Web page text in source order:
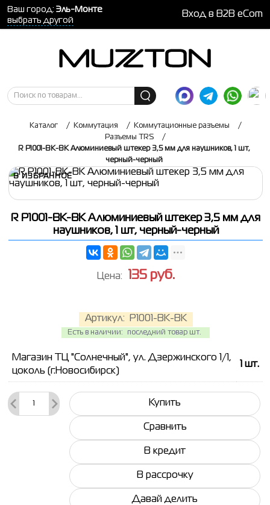
Ваш город: Эль-Монте
выбрать другой
Вход в B2B eCom
Каталог / Коммутация / Коммутационные разъемы
/
Разъемы TRS
/
R P1001-BK-BK Алюминиевый штекер 3,5 мм для наушников, 1 шт,
черный-черный
В ИЗБРАННОЕ
R P1001-BK-BK Алюминиевый штекер 3,5 мм для
наушников, 1 шт, черный-черный
Артикул: P1001-BK-BK
Есть в наличии: последний товар шт.
Цена: 135 руб.
Магазин ТЦ "Солнечный", ул. Дзержинского 1/1,
цоколь (г.Новосибирск)
шт.
Купить
Сравнить
В кредит
В рассрочку
Давай делить